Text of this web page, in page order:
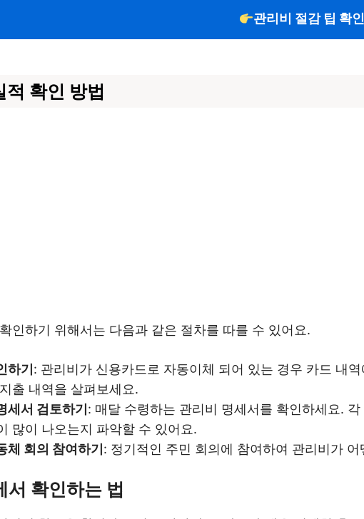
관리비 절감 팁 확
적 확인 방법
인하기 위해서는 다음과 같은 절차를 따를 수 있어요.
하기: 관리비가 신용카드로 자동이체 되어 있는 경우 카드 내
출 내역을 살펴보세요.
세서 검토하기: 매달 수령하는 관리비 명세서를 확인하세요.
많이 나오는지 파악할 수 있어요.
체 회의 참여하기: 정기적인 주민 회의에 참여하여 관리비가
서 확인하는 법